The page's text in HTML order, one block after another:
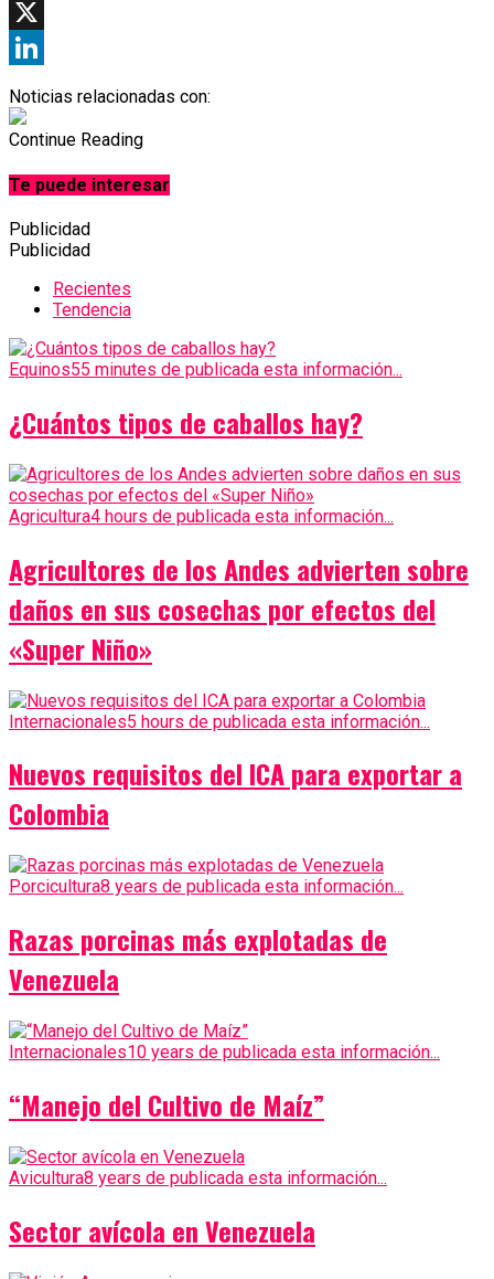
Telegram
X
Noticias relacionadas con:
Continue Reading
Te puede interesar
Publicidad
Publicidad
Recientes
Tendencia
Equinos55 minutes de publicada esta información...
¿Cuántos tipos de caballos hay?
Agricultura4 hours de publicada esta información...
Agricultores de los Andes advierten sobre
daños en sus cosechas por efectos del
«Super Niño»
Internacionales5 hours de publicada esta información...
Nuevos requisitos del ICA para exportar a
Colombia
Porcicultura8 years de publicada esta información...
Razas porcinas más explotadas de
Venezuela
Internacionales10 years de publicada esta información...
“Manejo del Cultivo de Maíz”
Avicultura8 years de publicada esta información...
Sector avícola en Venezuela